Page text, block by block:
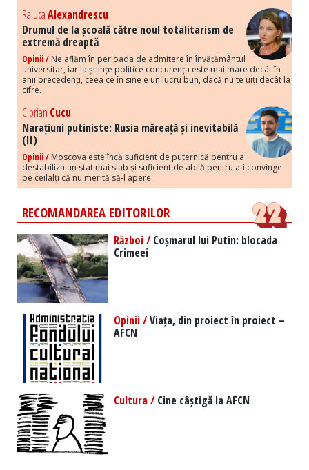
RalucaAlexandrescu
Drumul de la școală către noul totalitarism de
extremă dreaptă
Opinii / Ne aflăm în perioada de admitere în învățământul
universitar, iar la științe politice concurența este mai mare decât în
anii precedenți, ceea ce în sine e un lucru bun, dacă nu te uiți decât la
cifre.
Ciprian Cucu
Narațiuni putiniste: Rusia măreață și inevitabilă
(II)
Opinii / Moscova este încă suficient de puternică pentru a
destabiliza un stat mai slab și suficient de abilă pentru a-i convinge
pe ceilalți că nu merită să-l apere.
RECOMANDAREA EDITORILOR
Război /Coșmarul lui Putin: blocada
Crimeei
Opinii /Viața, din proiect în proiect –
AFCN
Cultura /Cine câștigă la AFCN